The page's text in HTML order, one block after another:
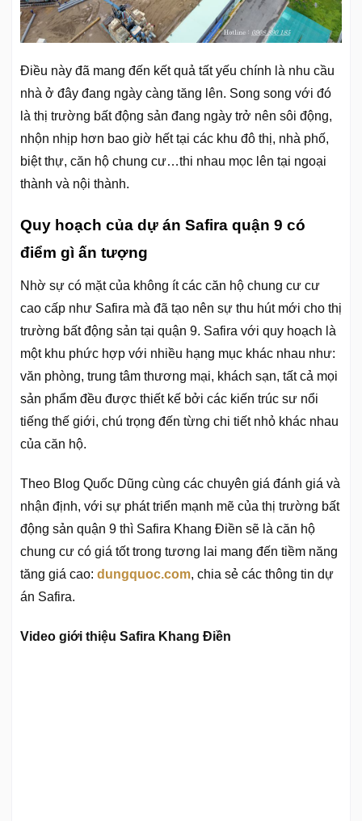
Điều này đã mang đến kết quả tất yếu chính là nhu cầu
nhà ở đây đang ngày càng tăng lên. Song song với đó
là thị trường bất động sản đang ngày trở nên sôi động,
nhộn nhịp hơn bao giờ hết tại các khu đô thị, nhà phố,
biệt thự, căn hộ chung cư…thi nhau mọc lên tại ngoại
thành và nội thành.
Quy hoạch của dự án Safira quận 9 có
điểm gì ấn tượng
Nhờ sự có mặt của không ít các căn hộ chung cư cư
cao cấp như Safira mà đã tạo nên sự thu hút mới cho thị
trường bất động sản tại quận 9. Safira với quy hoạch là
một khu phức hợp với nhiều hạng mục khác nhau như:
văn phòng, trung tâm thương mại, khách sạn, tất cả mọi
sản phẩm đều được thiết kế bởi các kiến trúc sư nổi
tiếng thế giới, chú trọng đến từng chi tiết nhỏ khác nhau
của căn hộ.
Theo Blog Quốc Dũng cùng các chuyên giá đánh giá và
nhận định, với sự phát triển mạnh mẽ của thị trường bất
động sản quận 9 thì Safira Khang Điền sẽ là căn hộ
chung cư có giá tốt trong tương lai mang đến tiềm năng
tăng giá cao: dungquoc.com, chia sẻ các thông tin dự
án Safira.
Video giới thiệu Safira Khang Điền